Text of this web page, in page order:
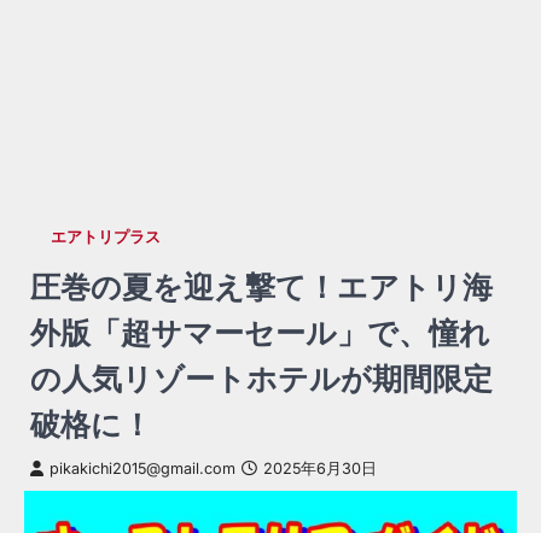
エアトリプラス
圧巻の夏を迎え撃て！エアトリ海
外版「超サマーセール」で、憧れ
の人気リゾートホテルが期間限定
破格に！
pikakichi2015@gmail.com 2025年6月30日